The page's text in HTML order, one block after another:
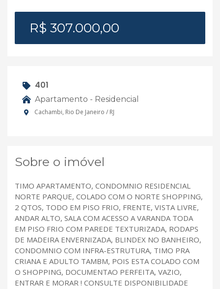
R$ 307.000,00
401
Apartamento - Residencial
Cachambi, Rio De Janeiro / RJ
Sobre o imóvel
TIMO APARTAMENTO, CONDOMNIO RESIDENCIAL
NORTE PARQUE, COLADO COM O NORTE SHOPPING,
2 QTOS, TODO EM PISO FRIO, FRENTE, VISTA LIVRE,
ANDAR ALTO, SALA COM ACESSO A VARANDA TODA
EM PISO FRIO COM PAREDE TEXTURIZADA, RODAPS
DE MADEIRA ENVERNIZADA, BLINDEX NO BANHEIRO,
CONDOMNIO COM INFRA-ESTRUTURA, TIMO PRA
CRIANA E ADULTO TAMBM, POIS ESTA COLADO COM
O SHOPPING, DOCUMENTAO PERFEITA, VAZIO,
ENTRAR E MORAR ! CONSULTE DISPONIBILIDADE